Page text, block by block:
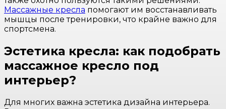
Массажные кресла помогают им восстанавливать
мышцы после тренировки, что крайне важно для
спортсмена.
Эстетика кресла: как подобрать
массажное кресло под
интерьер?
Для многих важна эстетика дизайна интерьера.